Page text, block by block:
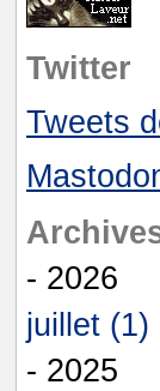
Twitter
Tweets
- 2026
juillet (1)
- 2025